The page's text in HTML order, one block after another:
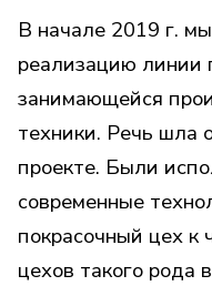
В начале 2019 г.
реализацию линии
занимающейся
техники. Речь шла
проекте. Были
современные
покрасочный цех к
цехов такого рода